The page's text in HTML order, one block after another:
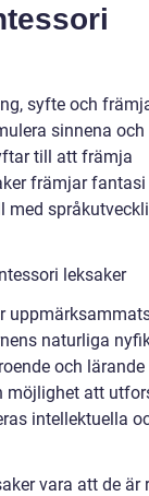
syfte och
sinnena och
till att främja
främjar
med
leksaker
naturliga
och lärande
möjlighet att
intellektuella
vara att de är